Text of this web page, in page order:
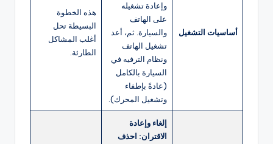
أساسيات التشغيل
وإعادة تشغيله
على الهاتف
والسيارة. ثم، أعد
تشغيل الهاتف
ونظام الترفيه في
السيارة بالكامل
(عادةً بإطفاء
وتشغيل المحرك).
هذه الخطوة
البسيطة تحل
أغلب المشاكل
الطارئة.
إلغاء وإعادة
الاقتران: احذف